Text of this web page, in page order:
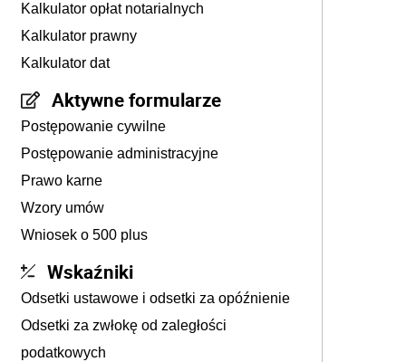
Kalkulator opłat notarialnych
Kalkulator prawny
Kalkulator dat
Aktywne formularze
Postępowanie cywilne
Postępowanie administracyjne
Prawo karne
Wzory umów
Wniosek o 500 plus
Wskaźniki
Odsetki ustawowe i odsetki za opóźnienie
Odsetki za zwłokę od zaległości
podatkowych